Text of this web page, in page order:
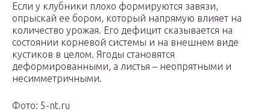
Если у клубники плохо формируются завязи,
опрыскай ее бором, который напрямую влияет на
количество урожая. Его дефицит сказывается на
состоянии корневой системы и на внешнем виде
кустиков в целом. Ягоды становятся
деформированными, а листья – неопрятными и
несимметричными.
Фото: 5-nt.ru